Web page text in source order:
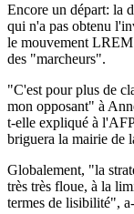
Encore un départ: la
qui n'a pas obtenu
le mouvement LREM
des "marcheurs".
"C'est pour plus de
mon opposant" à
t-elle expliqué à
briguera la mairie de
Globalement, "la
très très floue, à la
termes de lisibilité",